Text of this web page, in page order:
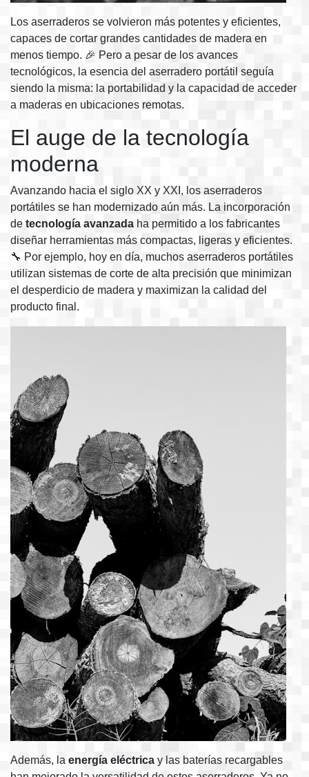
Los aserraderos se volvieron más potentes y eficientes,
capaces de cortar grandes cantidades de madera en
menos tiempo. 🎉 Pero a pesar de los avances
tecnológicos, la esencia del aserradero portátil seguía
siendo la misma: la portabilidad y la capacidad de acceder
a maderas en ubicaciones remotas.
El auge de la tecnología
moderna
Avanzando hacia el siglo XX y XXI, los aserraderos
portátiles se han modernizado aún más. La incorporación
de tecnología avanzada ha permitido a los fabricantes
diseñar herramientas más compactas, ligeras y eficientes.
🔧 Por ejemplo, hoy en día, muchos aserraderos portátiles
utilizan sistemas de corte de alta precisión que minimizan
el desperdicio de madera y maximizan la calidad del
producto final.
Además, la energía eléctrica y las baterías recargables